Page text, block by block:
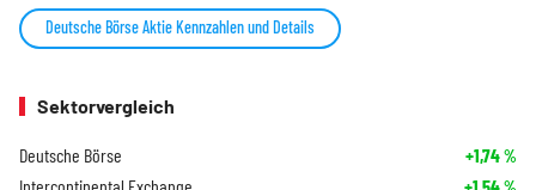
Deutsche Börse Aktie Kennzahlen und Details
Sektorvergleich
Deutsche Börse +1,74%
Intercontinental Exchange +1,54